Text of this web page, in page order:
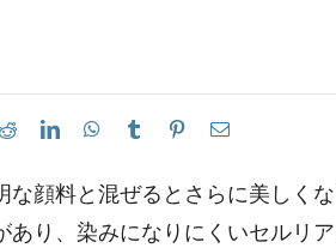
顔料と混ぜるとさらに美しく
り、染みになりにくいセルリ